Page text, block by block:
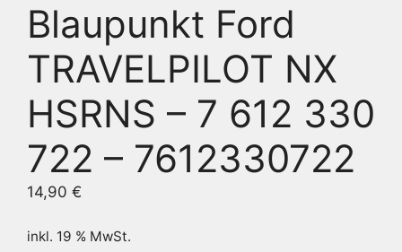
Blaupunkt Ford
TRAVELPILOT NX
HSRNS – 7 612 330
722 – 7612330722
14,90 €
inkl. 19 % MwSt.